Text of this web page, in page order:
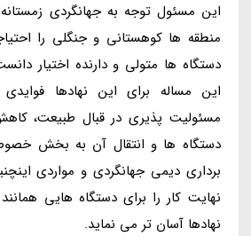
این مسئول توجه به جهانگردی
منطقه ها کوهستانی و جنگلی را
دستگاه ها متولی و دارنده اختیار
این مساله برای این نهادها
مسئولیت پذیری در قبال طبیعت،
دستگاه ها و انتقال آن به بخش
برداری دیمی جهانگردی و مواردی
نهایت کار را برای دستگاه هایی
نهادها آسان تر می نماید.